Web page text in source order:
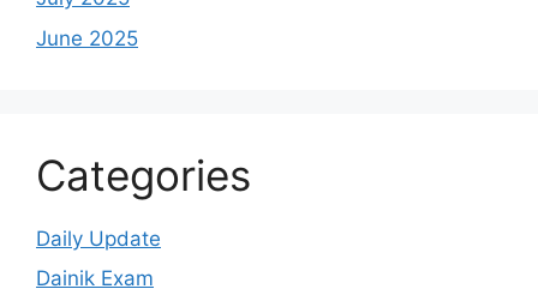
June 2025
Categories
Daily Update
Dainik Exam